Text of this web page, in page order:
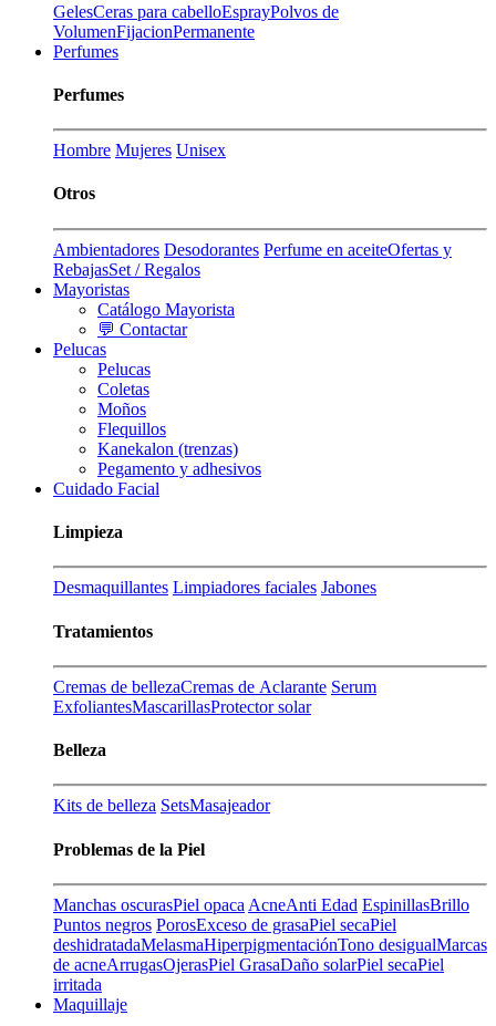
GelesCeras para cabelloEsprayPolvos de
VolumenFijacionPermanente
Perfumes
Perfumes
Hombre Mujeres Unisex
Otros
Ambientadores Desodorantes Perfume en aceiteOfertas y
RebajasSet / Regalos
Mayoristas
Catálogo Mayorista
💬 Contactar
Pelucas
Pelucas
Coletas
Moños
Flequillos
Kanekalon (trenzas)
Pegamento y adhesivos
Cuidado Facial
Limpieza
Desmaquillantes Limpiadores faciales Jabones
Tratamientos
Cremas de bellezaCremas de Aclarante Serum
ExfoliantesMascarillasProtector solar
Belleza
Kits de belleza SetsMasajeador
Problemas de la Piel
Manchas oscurasPiel opaca AcneAnti Edad EspinillasBrillo
Puntos negros PorosExceso de grasaPiel secaPiel
deshidratadaMelasmaHiperpigmentaciónTono desigualMarcas
de acneArrugasOjerasPiel GrasaDaño solarPiel secaPiel
irritada
Maquillaje